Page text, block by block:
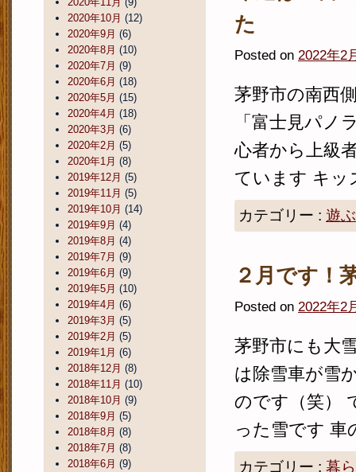
た
Posted on 2022年2
茅野市の南西
「富士見パノ
心者から上級
ています キッ
カテゴリー : 遊ぶ
２月です！
Posted on 2022年2
茅野市にも大
は除雪車が雪
のです（笑）
った雪です 車
カテゴリー : 暮
2020年10月 (12)
2020年9月 (6)
2020年8月 (10)
2020年7月 (9)
2020年6月 (18)
2020年5月 (15)
2020年4月 (18)
2020年3月 (6)
2020年2月 (5)
2020年1月 (8)
2019年12月 (5)
2019年11月 (5)
2019年10月 (14)
2019年9月 (4)
2019年8月 (4)
2019年7月 (9)
2019年6月 (9)
2019年5月 (10)
2019年4月 (6)
2019年3月 (5)
2019年2月 (5)
2019年1月 (6)
2018年12月 (8)
2018年11月 (10)
2018年10月 (9)
2018年9月 (5)
2018年8月 (8)
2018年7月 (8)
2018年6月 (9)